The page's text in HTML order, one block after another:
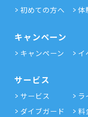
初めての方へ 体
キャンペーン
キャンペーン イ
サービス
サービス ラ
ダイブガード
料